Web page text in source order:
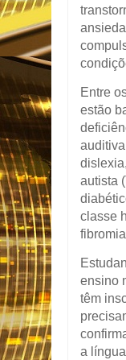
Entre
estão
autista
classe
ensino
têm
a